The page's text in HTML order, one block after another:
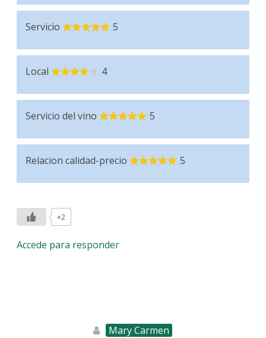
Servicio 5
Local 4
Servicio del vino 5
Relacion calidad-precio 5
+2
Accede para responder
Mary Carmen